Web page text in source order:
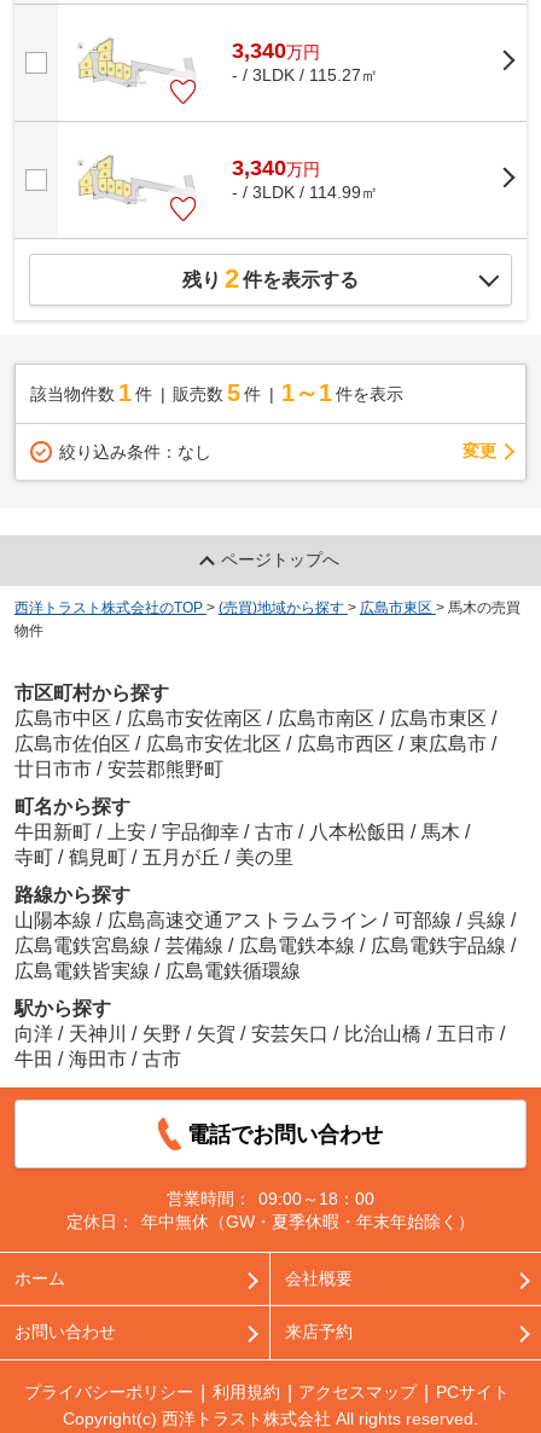
3,340万円
- / 3LDK / 115.27㎡
3,340万円
- / 3LDK / 114.99㎡
残り 2件を表示する
該当物件数 1件 販売数 5 件 1～1 件を表示
絞り込み条件： なし 変更
ページトップへ
西洋トラスト株式会社のTOP > (売買)地域から探す > 広島市東区 > 馬木の売買
物件
市区町村から探す
広島市中区 / 広島市安佐南区 / 広島市南区 / 広島市東区 /
広島市佐伯区 / 広島市安佐北区 / 広島市西区 / 東広島市 /
廿日市市 / 安芸郡熊野町
町名から探す
牛田新町 / 上安 / 宇品御幸 / 古市 / 八本松飯田 / 馬木 /
寺町 / 鶴見町 / 五月が丘 / 美の里
路線から探す
山陽本線 / 広島高速交通アストラムライン / 可部線 / 呉線 /
広島電鉄宮島線 / 芸備線 / 広島電鉄本線 / 広島電鉄宇品線 /
広島電鉄皆実線 / 広島電鉄循環線
駅から探す
向洋 / 天神川 / 矢野 / 矢賀 / 安芸矢口 / 比治山橋 / 五日市 /
牛田 / 海田市 / 古市
電話でお問い合わせ
営業時間：
09:00～18：00
定休日：
年中無休（GW・夏季休暇・年末年始除く）
ホーム 会社概要
お問い合わせ 来店予約
プライバシーポリシー 利用規約 アクセスマップ
PCサイト
Copyright(c) 西洋トラスト株式会社 All rights reserved.